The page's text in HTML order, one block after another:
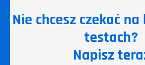
Nie chcesz czekać
testach?
Napisz